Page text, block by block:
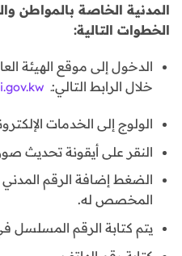
المدنية الخاصة بالمواطن
الخطوات التالية:
الدخول إلى موقع الهيئة
خلال الرابط التالي:ـ
الولوج إلى الخدمات
النقر على أيقونة تحديث
الضغط إضافة الرقم
المخصص له.
يتم كتابة الرقم المسلسل